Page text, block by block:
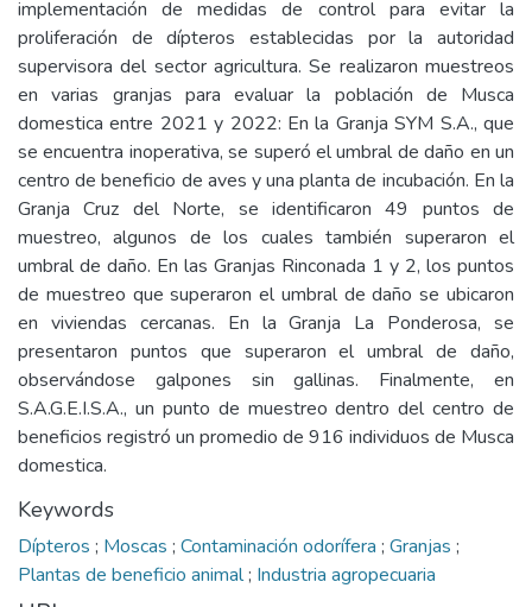
implementación de medidas de control para evitar la
proliferación de dípteros establecidas por la autoridad
supervisora del sector agricultura. Se realizaron muestreos
en varias granjas para evaluar la población de Musca
domestica entre 2021 y 2022: En la Granja SYM S.A., que
se encuentra inoperativa, se superó el umbral de daño en un
centro de beneficio de aves y una planta de incubación. En la
Granja Cruz del Norte, se identificaron 49 puntos de
muestreo, algunos de los cuales también superaron el
umbral de daño. En las Granjas Rinconada 1 y 2, los puntos
de muestreo que superaron el umbral de daño se ubicaron
en viviendas cercanas. En la Granja La Ponderosa, se
presentaron puntos que superaron el umbral de daño,
observándose galpones sin gallinas. Finalmente, en
S.A.G.E.I.S.A., un punto de muestreo dentro del centro de
beneficios registró un promedio de 916 individuos de Musca
domestica.
Keywords
Dípteros ; Moscas ; Contaminación odorífera ; Granjas ;
Plantas de beneficio animal; Industria agropecuaria